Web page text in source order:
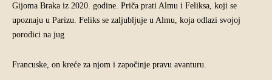
Gijoma Braka iz 2020. godine. Priča prati Almu i Feliksa, koji se
upoznaju u Parizu. Feliks se zaljubljuje u Almu, koja odlazi svojoj
porodici na jug
Francuske, on kreće za njom i započinje pravu avanturu.